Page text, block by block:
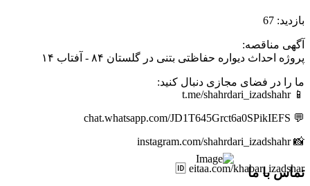
بازدید: 67
آگهی مناقصه:
پروژه احداث دیواره حفاظتی بتنی در گلستان ۸۴ - آفتاب ۱۴
ما را در فضای مجازی دنبال کنید:
📱 t.me/shahrdari_izadshahr
💬 chat.whatsapp.com/JD1T645Grct6a0SPikIEFS
📸 instagram.com/shahrdari_izadshahr
🆔 eitaa.com/khabar_izadshar
تماس با ما